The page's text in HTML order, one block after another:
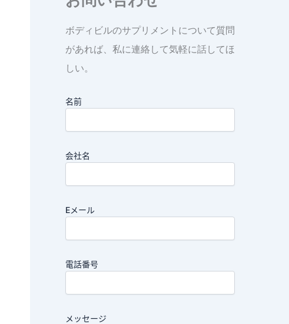
ボディビルのサプリメントについて質問
があれば、私に連絡して気軽に話してほ
しい。
名前
会社名
Eメール
電話番号
メッセージ